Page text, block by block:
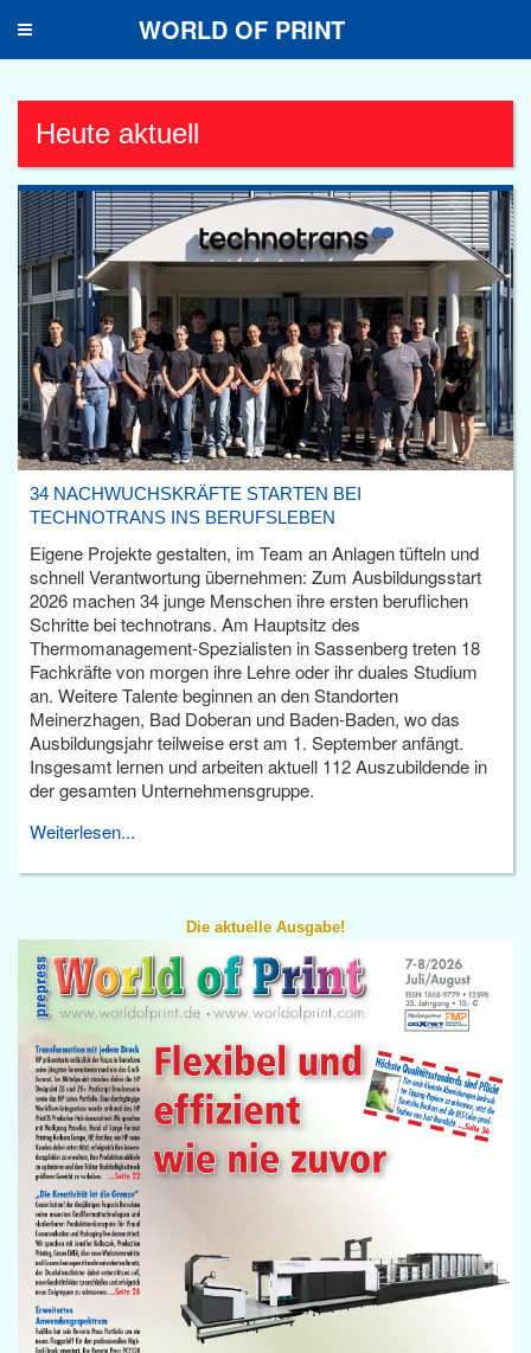
Toggle
WORLD OF PRINT
Heute aktuell
34 NACHWUCHSKRÄFTE STARTEN BEI
TECHNOTRANS INS BERUFSLEBEN
Eigene Projekte gestalten, im Team an Anlagen tüfteln und
schnell Verantwortung übernehmen: Zum Ausbildungsstart
2026 machen 34 junge Menschen ihre ersten beruflichen
Schritte bei technotrans. Am Hauptsitz des
Thermomanagement-Spezialisten in Sassenberg treten 18
Fachkräfte von morgen ihre Lehre oder ihr duales Studium
an. Weitere Talente beginnen an den Standorten
Meinerzhagen, Bad Doberan und Baden-Baden, wo das
Ausbildungsjahr teilweise erst am 1. September anfängt.
Insgesamt lernen und arbeiten aktuell 112 Auszubildende in
der gesamten Unternehmensgruppe.
Weiterlesen...
Die aktuelle Ausgabe!